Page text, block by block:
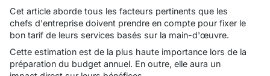
Cet article aborde tous les facteurs pertinents que les
chefs d'entreprise doivent prendre en compte pour fixer le
bon tarif de leurs services basés sur la main-d'œuvre.
Cette estimation est de la plus haute importance lors de la
préparation du budget annuel. En outre, elle aura un